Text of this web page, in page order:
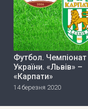
Футбол. Чемпіонат
України. «Львів» –
«Карпати»
14 березня 2020